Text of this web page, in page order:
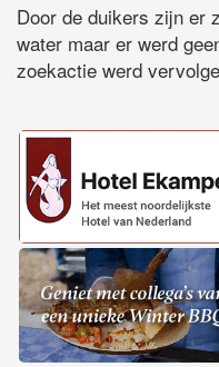
Door de duikers zijn er
water maar er werd
zoekactie werd